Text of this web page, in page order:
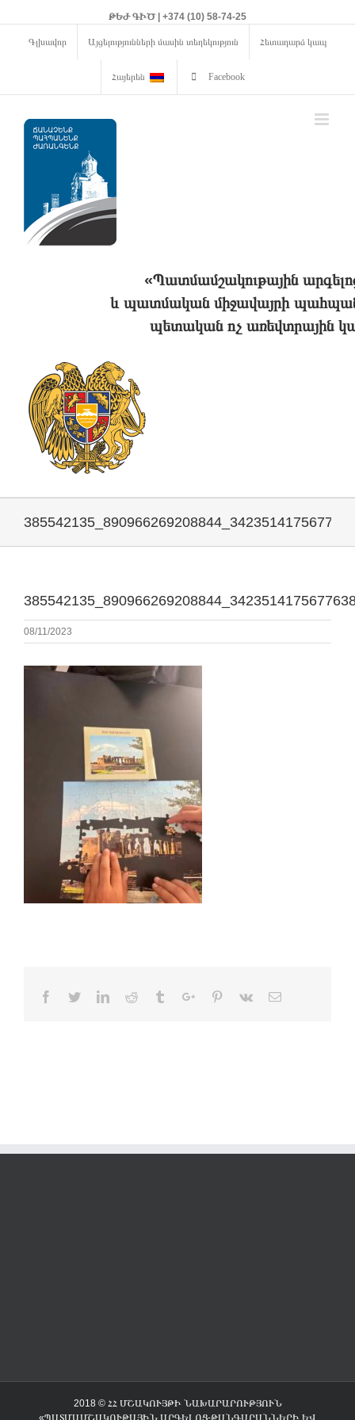
ԹԵԺ ԳԻԾ | +374 (10) 58-74-25
Գլխավոր Այցելությունների մասին տեղեկություն Հետադարձ կապ
Հայերեն Facebook
«Պատմամշակութային
և պատմական միջավայրի
պետական ոչ առեվտրային
08/11/2023
Facebook
TwitterLinkedinReddit TumblrGoogle+Pinterest
Vk Email
2018 © ՀՀ ՄՇԱԿՈՒՅԹԻ ՆԱԽԱՐԱՐՈՒԹՅՈՒՆ